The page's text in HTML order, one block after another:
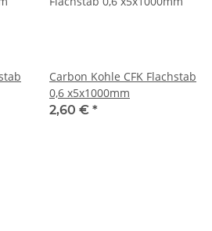
Carbon Kohle CFK Flachstab
0,6 x5x1000mm
2,60 € *